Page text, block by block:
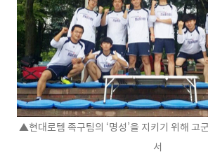
▲현대로템 족구팀의 ‘명성’을 지키기 위해 고
서